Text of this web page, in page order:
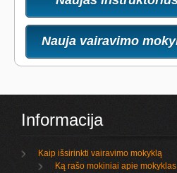
Nauja vairavimo
Informacija
Kaip išsirinkti vairavimo mokyklą
Ką rašo mokiniai apie